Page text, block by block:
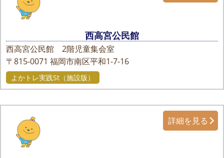
西高宮公民館
西高宮公民館 2階児童集会室
〒815-0071 福岡市南区平和1-7-16
よかトレ実践St（施設版）
詳細を見る